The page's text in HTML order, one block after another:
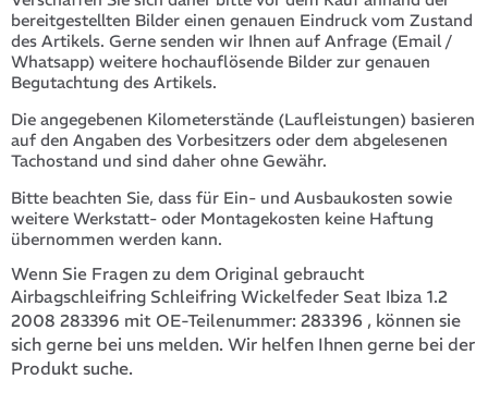
bereitgestellten Bilder einen genauen Eindruck vom Zustand
des Artikels. Gerne senden wir Ihnen auf Anfrage (Email /
Whatsapp) weitere hochauflösende Bilder zur genauen
Begutachtung des Artikels.
Die angegebenen Kilometerstände (Laufleistungen) basieren
auf den Angaben des Vorbesitzers oder dem abgelesenen
Tachostand und sind daher ohne Gewähr.
Bitte beachten Sie, dass für Ein- und Ausbaukosten sowie
weitere Werkstatt- oder Montagekosten keine Haftung
übernommen werden kann.
Wenn Sie Fragen zu dem Original gebraucht
Airbagschleifring Schleifring Wickelfeder Seat Ibiza 1.2
2008 283396 mit OE-Teilenummer: 283396 , können sie
sich gerne bei uns melden. Wir helfen Ihnen gerne bei der
Produkt suche.